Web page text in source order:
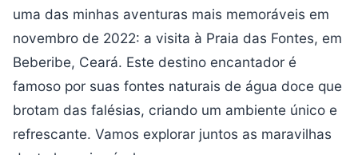
uma das minhas aventuras mais memoráveis em
novembro de 2022: a visita à Praia das Fontes, em
Beberibe, Ceará. Este destino encantador é
famoso por suas fontes naturais de água doce que
brotam das falésias, criando um ambiente único e
refrescante. Vamos explorar juntos as maravilhas